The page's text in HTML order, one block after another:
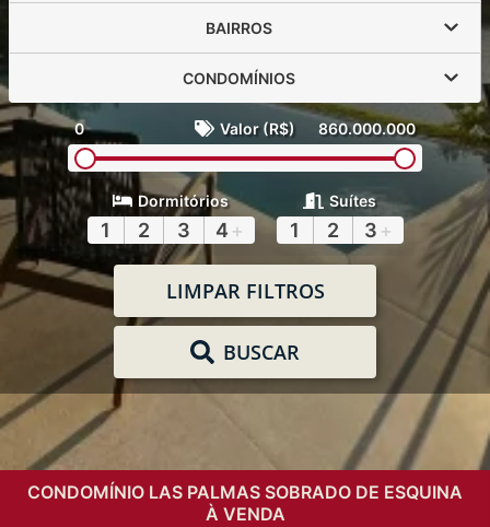
BAIRROS
CONDOMÍNIOS
0 Valor (R$) 860.000.000
Dormitórios
1 2 3 4 +
Suítes
1 2 3 +
LIMPAR FILTROS
BUSCAR
CONDOMÍNIO LAS PALMAS SOBRADO DE ESQUINA
À VENDA